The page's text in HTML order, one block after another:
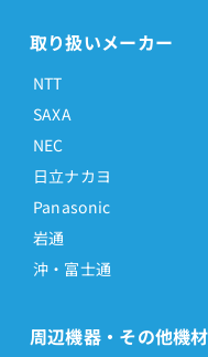
取り扱いメーカー
NTT
SAXA
NEC
日立ナカヨ
Panasonic
岩通
沖・富士通
周辺機器・その他機材